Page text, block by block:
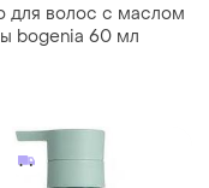
для волос с маслом
bogenia 60 мл